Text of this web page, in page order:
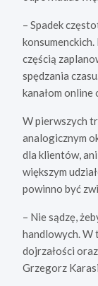
– Spadek
częścią
spędzania
kanałom online
W pierwszych
analogicznym
dla klientów,
większym
powinno być
– Nie sądzę,
handlowych. W
dojrzałości
Grzegorz